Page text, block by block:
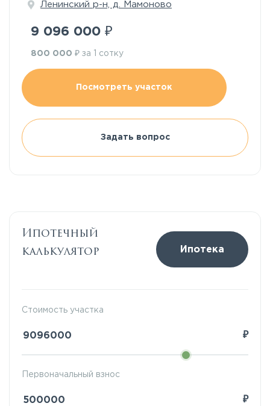
Ленинский р-н, д. Мамоново
9 096 000 ₽
800 000 ₽ за 1 сотку
Посмотреть участок
Задать вопрос
Ипотечный
калькулятор
Ипотека
Стоимость участка
₽
Первоначальный взнос
₽